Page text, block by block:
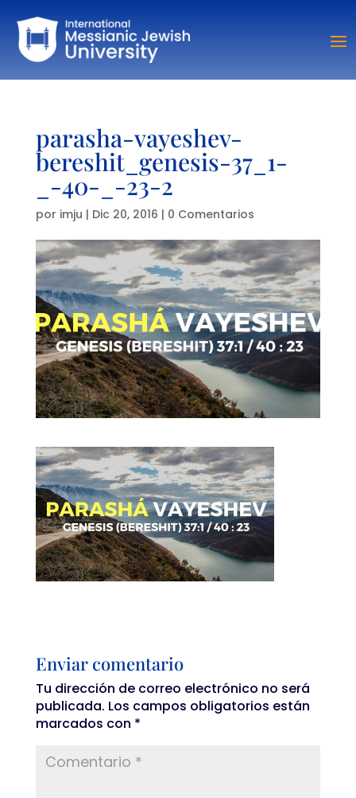
parasha-vayeshev-
bereshit_genesis-37_1-
_-40-_-23-2
por imju | Dic 20, 2016 | 0 Comentarios
Enviar comentario
Tu dirección de correo electrónico no será
publicada. Los campos obligatorios están
marcados con *